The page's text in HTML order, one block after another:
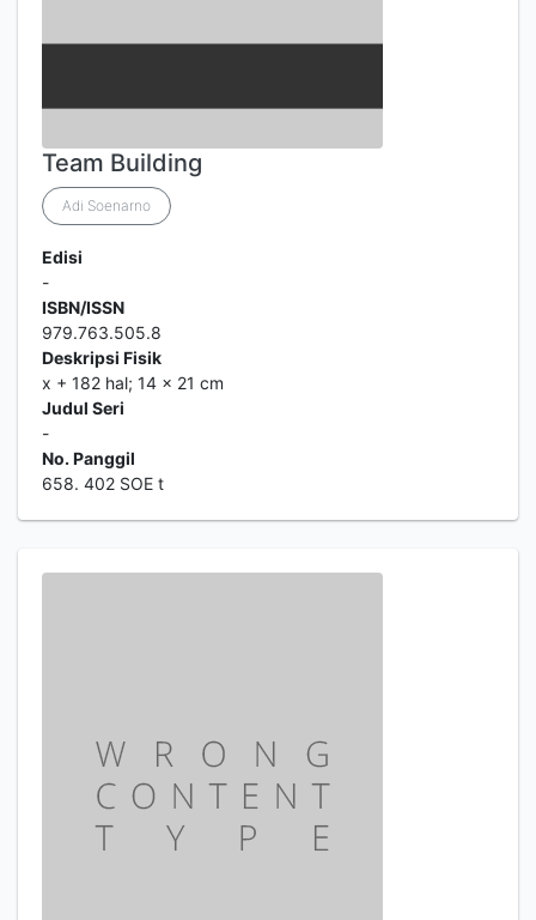
Team Building
Adi Soenarno
Edisi
-
ISBN/ISSN
979.763.505.8
Deskripsi Fisik
x + 182 hal; 14 x 21 cm
Judul Seri
-
No. Panggil
658. 402 SOE t